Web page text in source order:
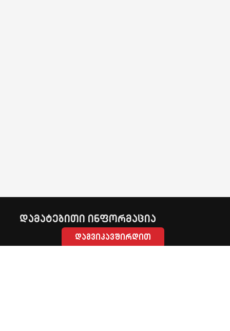
დამატებითი ინფორმაცია
დაგვიკავშირდით